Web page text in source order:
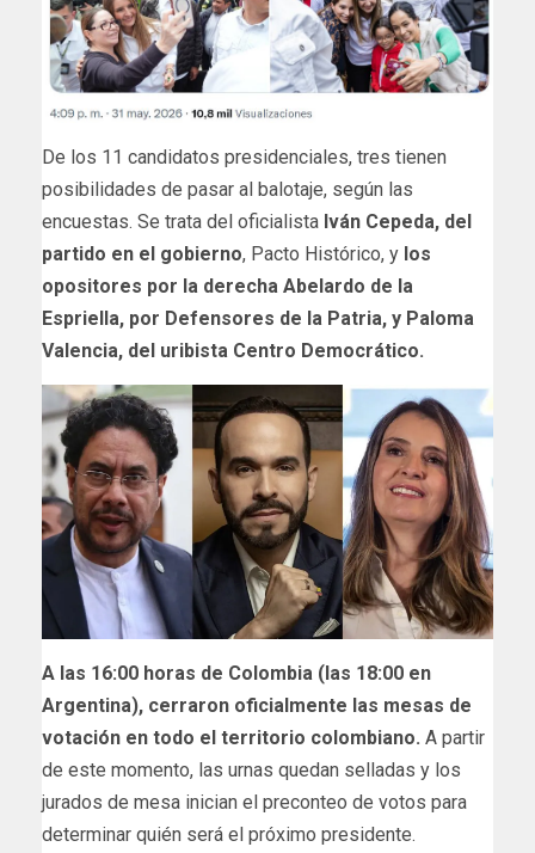
De los 11 candidatos presidenciales, tres tienen
posibilidades de pasar al balotaje, según las
encuestas. Se trata del oficialista Iván Cepeda, del
partido en el gobierno, Pacto Histórico, y los
opositores por la derecha Abelardo de la
Espriella, por Defensores de la Patria, y Paloma
Valencia, del uribista Centro Democrático.
A las 16:00 horas de Colombia (las 18:00 en
Argentina), cerraron oficialmente las mesas de
votación en todo el territorio colombiano. A partir
de este momento, las urnas quedan selladas y los
jurados de mesa inician el preconteo de votos para
determinar quién será el próximo presidente.